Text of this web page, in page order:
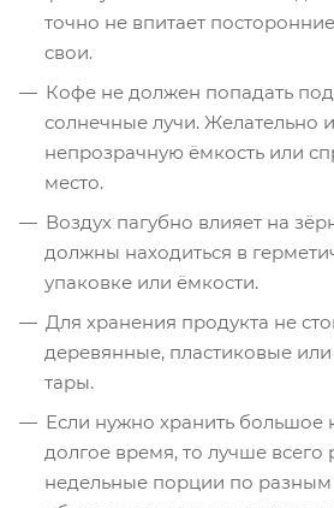
точно не впитает
свои.
Кофе не должен попадать
солнечные лучи. Желательно
непрозрачную ёмкость или
место.
Воздух пагубно влияет на
должны находиться в
упаковке или ёмкости.
Для хранения продукта не
деревянные, пластиковые
тары.
Если нужно хранить большое
долгое время, то лучше всего
недельные порции по